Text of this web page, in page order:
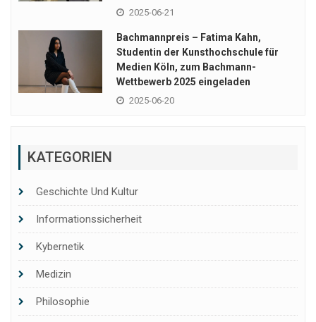
2025-06-21
Bachmannpreis – Fatima Kahn,
Studentin der Kunsthochschule für
Medien Köln, zum Bachmann-
Wettbewerb 2025 eingeladen
2025-06-20
KATEGORIEN
Geschichte Und Kultur
Informationssicherheit
Kybernetik
Medizin
Philosophie